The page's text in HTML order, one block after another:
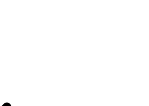
Orthopädie, Pädiatrie und vieles mehr...